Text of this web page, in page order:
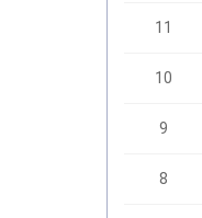
11
10
9
8